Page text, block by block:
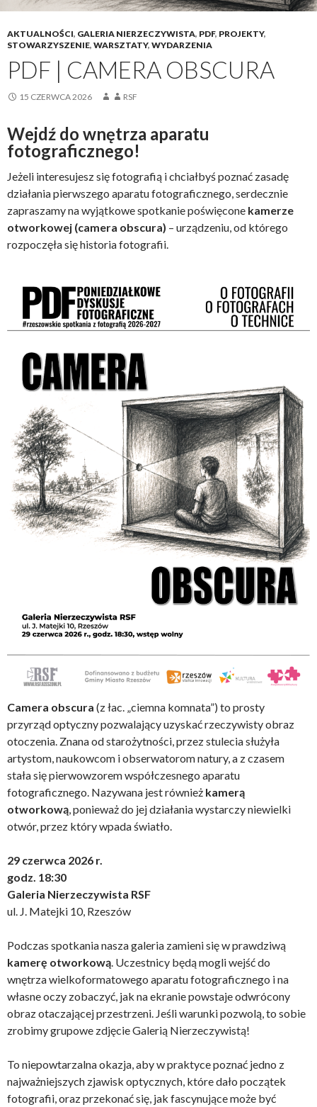
AKTUALNOŚCI, GALERIA NIERZECZYWISTA, PDF, PROJEKTY,
STOWARZYSZENIE, WARSZTATY, WYDARZENIA
PDF | CAMERA OBSCURA
15 CZERWCA 2026 RSF
Wejdź do wnętrza aparatu
fotograficznego!
Jeżeli interesujesz się fotografią i chciałbyś poznać zasadę
działania pierwszego aparatu fotograficznego, serdecznie
zapraszamy na wyjątkowe spotkanie poświęcone kamerze
otworkowej (camera obscura) – urządzeniu, od którego
rozpoczęła się historia fotografii.
Camera obscura (z łac. „ciemna komnata”) to prosty
przyrząd optyczny pozwalający uzyskać rzeczywisty obraz
otoczenia. Znana od starożytności, przez stulecia służyła
artystom, naukowcom i obserwatorom natury, a z czasem
stała się pierwowzorem współczesnego aparatu
fotograficznego. Nazywana jest również kamerą
otworkową, ponieważ do jej działania wystarczy niewielki
otwór, przez który wpada światło.
29 czerwca 2026 r.
godz. 18:30
Galeria Nierzeczywista RSF
ul. J. Matejki 10, Rzeszów
Podczas spotkania nasza galeria zamieni się w prawdziwą
kamerę otworkową. Uczestnicy będą mogli wejść do
wnętrza wielkoformatowego aparatu fotograficznego i na
własne oczy zobaczyć, jak na ekranie powstaje odwrócony
obraz otaczającej przestrzeni. Jeśli warunki pozwolą, to sobie
zrobimy grupowe zdjęcie Galerią Nierzeczywistą!
To niepowtarzalna okazja, aby w praktyce poznać jedno z
najważniejszych zjawisk optycznych, które dało początek
fotografii, oraz przekonać się, jak fascynujące może być